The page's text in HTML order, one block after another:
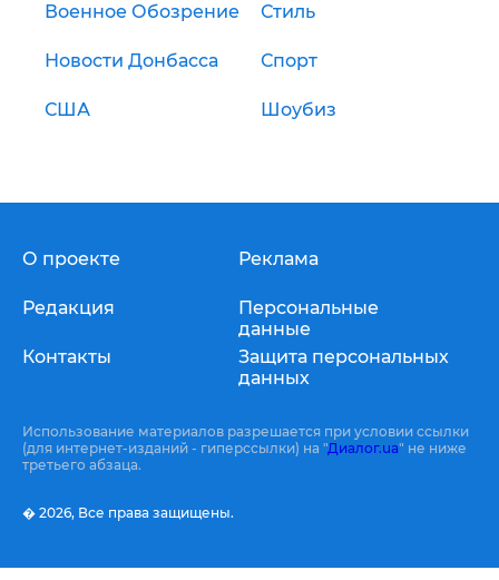
Военное Обозрение Стиль
Новости Донбасса Спорт
США Шоубиз
О проекте
Редакция
Контакты
Реклама
Персональные
данные
Защита персональных
данных
Использование материалов разрешается при условии ссылки
(для интернет-изданий - гиперссылки) на "Диалог.ua" не ниже
третьего абзаца.
� 2026, Все права защищены.